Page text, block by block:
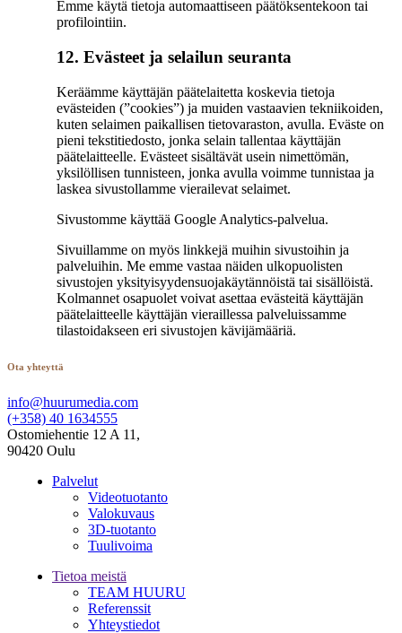
Emme käytä tietoja automaattiseen päätöksentekoon tai
profilointiin.
12. Evästeet ja selailun seuranta
Keräämme käyttäjän päätelaitetta koskevia tietoja
evästeiden (”cookies”) ja muiden vastaavien tekniikoiden,
kuten selaimen paikallisen tietovaraston, avulla. Eväste on
pieni tekstitiedosto, jonka selain tallentaa käyttäjän
päätelaitteelle. Evästeet sisältävät usein nimettömän,
yksilöllisen tunnisteen, jonka avulla voimme tunnistaa ja
laskea sivustollamme vierailevat selaimet.
Sivustomme käyttää Google Analytics-palvelua.
Sivuillamme on myös linkkejä muihin sivustoihin ja
palveluihin. Me emme vastaa näiden ulkopuolisten
sivustojen yksityisyydensuojakäytännöistä tai sisällöistä.
Kolmannet osapuolet voivat asettaa evästeitä käyttäjän
päätelaitteelle käyttäjän vieraillessa palveluissamme
tilastoidakseen eri sivustojen kävijämääriä.
Ota yhteyttä
info@huurumedia.com
(+358) 40 1634555
Ostomiehentie 12 A 11,
90420 Oulu
Palvelut
Videotuotanto
Valokuvaus
3D-tuotanto
Tuulivoima
Tietoa meistä
TEAM HUURU
Referenssit
Yhteystiedot